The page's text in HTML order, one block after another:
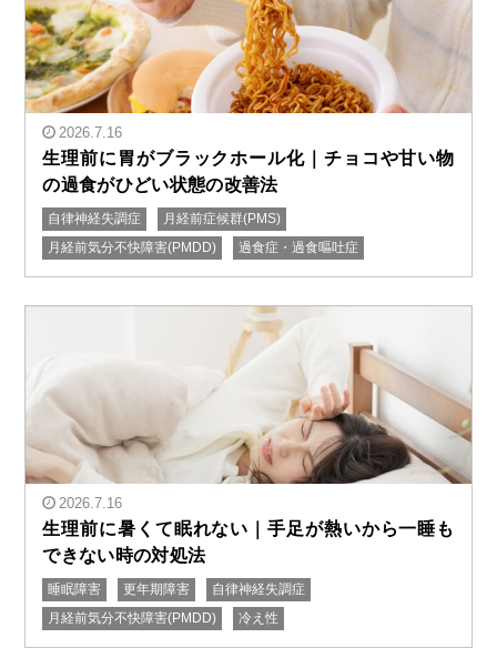
" alt="生理前に胃がブラックホール化｜チョコや甘い物
2026.7.16
生理前に胃がブラックホール化｜チョコや甘い物
の過食がひどい状態の改善法
自律神経失調症
月経前症候群(PMS)
月経前気分不快障害(PMDD)
過食症・過食嘔吐症
できない時の対処法"/>
2026.7.16
生理前に暑くて眠れない｜手足が熱いから一睡も
できない時の対処法
睡眠障害 更年期障害
自律神経失調症
月経前気分不快障害(PMDD)
冷え性